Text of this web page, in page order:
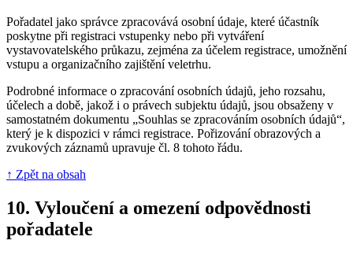
Pořadatel jako správce zpracovává osobní údaje, které účastník
poskytne při registraci vstupenky nebo při vytváření
vystavovatelského průkazu, zejména za účelem registrace, umožnění
vstupu a organizačního zajištění veletrhu.
Podrobné informace o zpracování osobních údajů, jeho rozsahu,
účelech a době, jakož i o právech subjektu údajů, jsou obsaženy v
samostatném dokumentu „Souhlas se zpracováním osobních údajů“,
který je k dispozici v rámci registrace. Pořizování obrazových a
zvukových záznamů upravuje čl. 8 tohoto řádu.
↑ Zpět na obsah
10. Vyloučení a omezení odpovědnosti
pořadatele